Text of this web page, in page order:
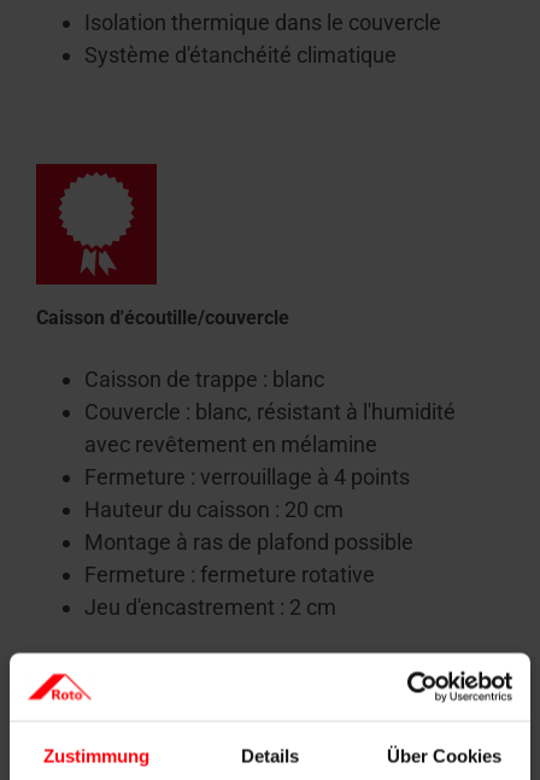
Zustimmung Details Über Cookies
Isolation thermique dans le couvercle
Système d'étanchéité climatique
Caisson d'écoutille/couvercle
Caisson de trappe : blanc
Couvercle : blanc, résistant à l'humidité
avec revêtement en mélamine
Fermeture : verrouillage à 4 points
Hauteur du caisson : 20 cm
Montage à ras de plafond possible
Fermeture : fermeture rotative
Jeu d'encastrement : 2 cm